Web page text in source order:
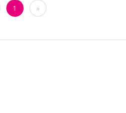
1 »